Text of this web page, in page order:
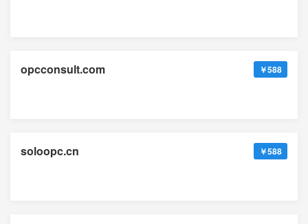
opcconsult.com ￥588
soloopc.cn ￥588